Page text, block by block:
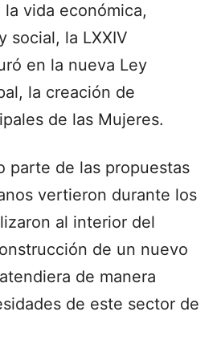
vida económica,
social, la LXXIV
en la nueva Ley
la creación de
de las Mujeres.
parte de las propuestas
vertieron durante los
al interior del
de un nuevo
de manera
de este sector de